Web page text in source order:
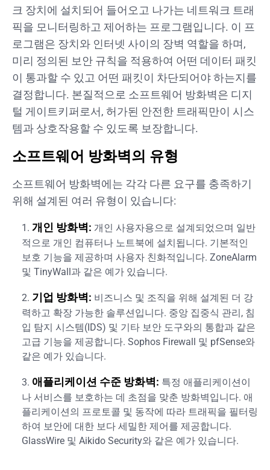
크 장치에 설치되어 들어오고 나가는 네트워크 트래
픽을 모니터링하고 제어하는 프로그램입니다. 이 프
로그램은 장치와 인터넷 사이의 장벽 역할을 하며,
미리 정의된 보안 규칙을 적용하여 어떤 데이터 패킷
이 통과할 수 있고 어떤 패킷이 차단되어야 하는지를
결정합니다. 본질적으로 소프트웨어 방화벽은 디지
털 게이트키퍼로서, 허가된 안전한 트래픽만이 시스
템과 상호작용할 수 있도록 보장합니다.
소프트웨어 방화벽의 유형
소프트웨어 방화벽에는 각각 다른 요구를 충족하기
위해 설계된 여러 유형이 있습니다:
개인 방화벽: 개인 사용자용으로 설계되었으며 일반
적으로 개인 컴퓨터나 노트북에 설치됩니다. 기본적인
보호 기능을 제공하며 사용자 친화적입니다. ZoneAlarm
및 TinyWall과 같은 예가 있습니다.
기업 방화벽: 비즈니스 및 조직을 위해 설계된 더 강
력하고 확장 가능한 솔루션입니다. 중앙 집중식 관리, 침
입 탐지 시스템(IDS) 및 기타 보안 도구와의 통합과 같은
고급 기능을 제공합니다. Sophos Firewall 및 pfSense와
같은 예가 있습니다.
애플리케이션 수준 방화벽: 특정 애플리케이션이
나 서비스를 보호하는 데 초점을 맞춘 방화벽입니다. 애
플리케이션의 프로토콜 및 동작에 따라 트래픽을 필터링
하여 보안에 대한 보다 세밀한 제어를 제공합니다.
GlassWire 및 Aikido Security와 같은 예가 있습니다.